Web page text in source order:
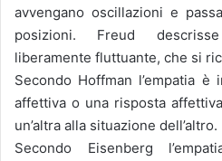
avvengano oscillazioni e
posizioni. Freud
liberamente fluttuante, che si
Secondo Hoffman l’empatia è
affettiva o una risposta
un’altra alla situazione dell’altro.
Secondo Eisenberg